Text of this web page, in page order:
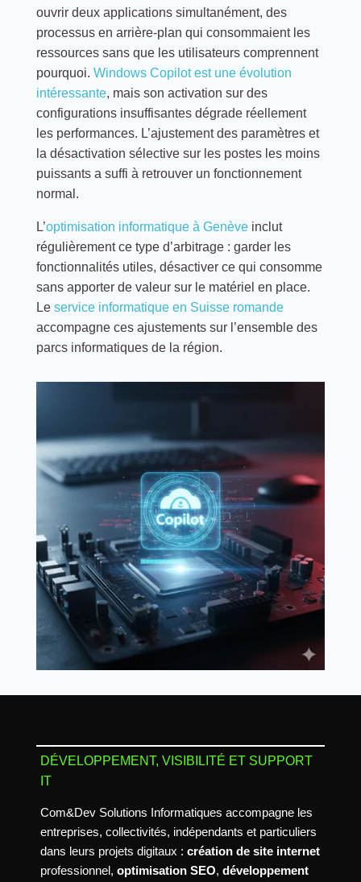
ouvrir deux applications simultanément, des
processus en arrière-plan qui consommaient les
ressources sans que les utilisateurs comprennent
pourquoi. Windows Copilot est une évolution
intéressante, mais son activation sur des
configurations insuffisantes dégrade réellement
les performances. L’ajustement des paramètres et
la désactivation sélective sur les postes les moins
puissants a suffi à retrouver un fonctionnement
normal.
L’optimisation informatique à Genèveinclut
régulièrement ce type d’arbitrage : garder les
fonctionnalités utiles, désactiver ce qui consomme
sans apporter de valeur sur le matériel en place.
Le service informatique en Suisse romande
accompagne ces ajustements sur l’ensemble des
parcs informatiques de la région.
DÉVELOPPEMENT, VISIBILITÉ ET SUPPORT
IT
Com&Dev Solutions Informatiques accompagne les
entreprises, collectivités, indépendants et particuliers
dans leurs projets digitaux : création de site internet
professionnel, optimisation SEO, développement